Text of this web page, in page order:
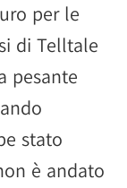
per le
di Telltale
pesante
stato
è andato